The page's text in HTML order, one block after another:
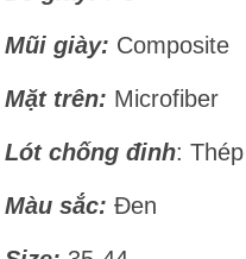
Mũi giày: Composite
Mặt trên: Microfiber
Lót chống đinh: Thép
Màu sắc: Đen